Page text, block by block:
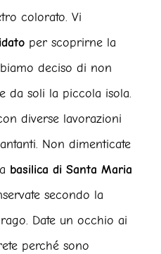
colorato. Vi
per scoprirne la
deciso di non
da soli la piccola isola.
diverse lavorazioni
Non dimenticate
basilica di Santa Maria
secondo la
Date un occhio ai
perché sono